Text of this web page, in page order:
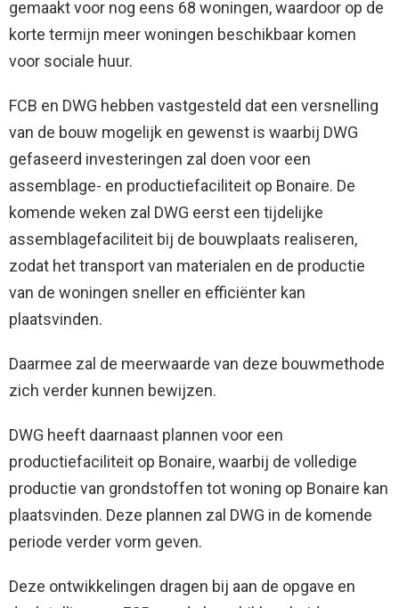
gemaakt voor nog eens 68 woningen, waardoor op de
korte termijn meer woningen beschikbaar komen
voor sociale huur.
FCB en DWG hebben vastgesteld dat een versnelling
van de bouw mogelijk en gewenst is waarbij DWG
gefaseerd investeringen zal doen voor een
assemblage- en productiefaciliteit op Bonaire. De
komende weken zal DWG eerst een tijdelijke
assemblagefaciliteit bij de bouwplaats realiseren,
zodat het transport van materialen en de productie
van de woningen sneller en efficiënter kan
plaatsvinden.
Daarmee zal de meerwaarde van deze bouwmethode
zich verder kunnen bewijzen.
DWG heeft daarnaast plannen voor een
productiefaciliteit op Bonaire, waarbij de volledige
productie van grondstoffen tot woning op Bonaire kan
plaatsvinden. Deze plannen zal DWG in de komende
periode verder vorm geven.
Deze ontwikkelingen dragen bij aan de opgave en